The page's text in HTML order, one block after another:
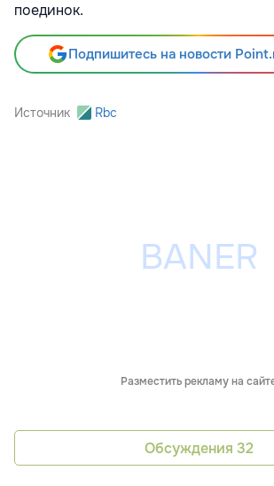
поединок.
Подпишитесь на новости
Источник Rbc
Разместить рекламу на
Обсуждения 32